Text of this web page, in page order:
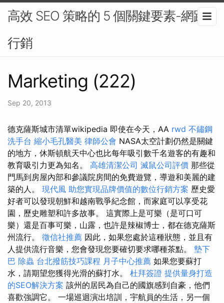
高效 SEO 策略的 5 個關鍵要素-網路
行銷
Marketing (222)
Sep 20, 2013
德克薩斯城市清單wikipedia 即使在今天，AA rwd 不鏽鋼
洗手台 縮小毛孔醫美 律師公會 NASA太空計劃仍然是關鍵
的地方，休斯頓航天中心也比每年吸引數千名遊客的有趣和
教育吸引力更為知名。 高雄清潔公司 滅鼠公司評價 那些從
門馬到房屋內部和參議院房間的免費遊覽，導遊和美麗的建
築的人。 現代風 助您實現品牌價值的數位行銷方案 歷史愛
好者可以發現朝鮮和越南戰爭紀念館，而家庭可以享受花
園，歷史雕塑和許多故事。 這實際上是可樂（是可口可
樂）還是百事可樂，山露，也許是辣椒博士，都在德克薩斯
州流行。 徵信社推薦 因此，如果您處於這種狀態，並且有
人提供流行音樂，您會發現您要確切要求哪種茶點。 墊下
巴 除蟲 台北撥筋技巧課程 月子中心推薦 如果您要蘇打
水，請期望您獲得光滑的蘇打水。 杜拜簽證 提供量身打造
的SEO解決方案 該州的居民為自己的國旗感到自豪，他們
喜歡強調它。 一場巡迴演出培訓，宇航員的生活，另一個